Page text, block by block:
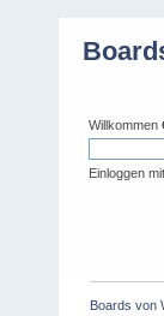
Willkommen
Einloggen
Boards von